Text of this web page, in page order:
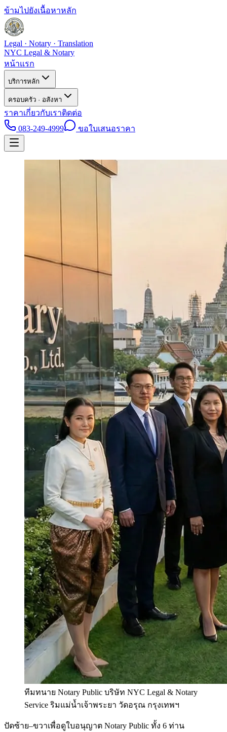
ข้ามไปยังเนื้อหาหลัก
Legal · Notary · Translation
NYC Legal & Notary
หน้าแรก
บริการหลัก
ครอบครัว · อสังหา
ราคาเกี่ยวกับเราติดต่อ
083-249-4999
ขอใบเสนอราคา
ทีมทนาย Notary Public บริษัท NYC Legal & Notary
Service ริมแม่น้ำเจ้าพระยา วัดอรุณ กรุงเทพฯ
ปัดซ้าย–ขวาเพื่อดูใบอนุญาต Notary Public ทั้ง 6 ท่าน